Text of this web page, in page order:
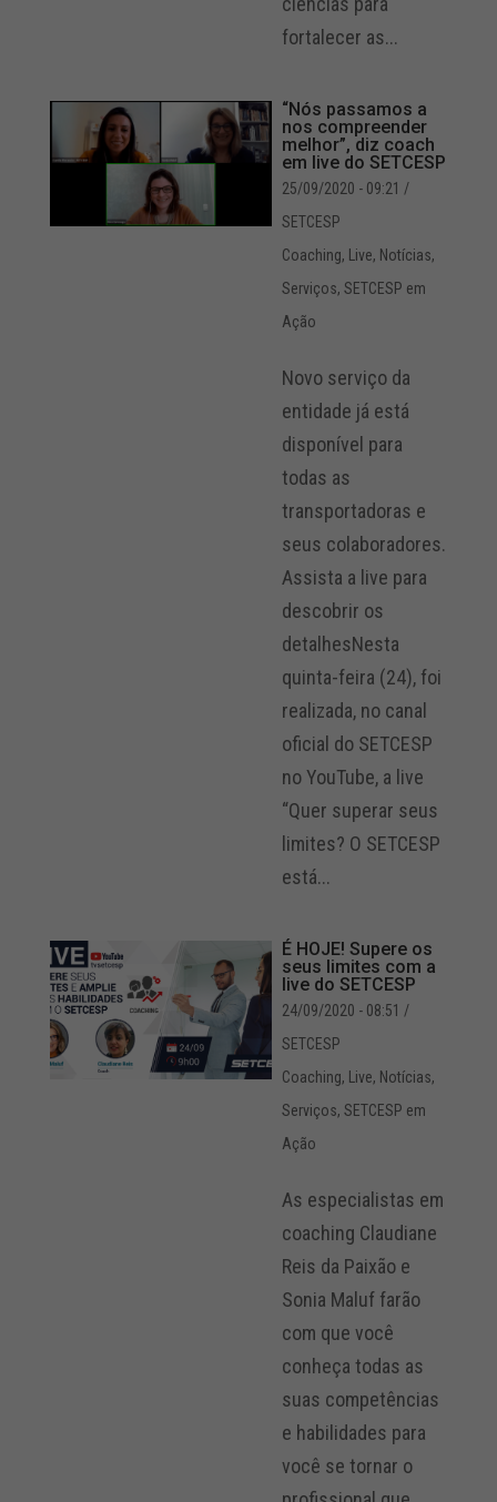
fortalecer as...
“Nós passamos a
nos compreender
melhor”, diz coach
em live do SETCESP
25/09/2020 - 09:21 /
SETCESP
Coaching, Live, Notícias,
Serviços, SETCESP em
Ação
Novo serviço da
entidade já está
disponível para
todas as
transportadoras e
seus colaboradores.
Assista a live para
descobrir os
detalhesNesta
quinta-feira (24), foi
realizada, no canal
oficial do SETCESP
no YouTube, a live
“Quer superar seus
limites? O SETCESP
está...
É HOJE! Supere os
seus limites com a
live do SETCESP
24/09/2020 - 08:51 /
SETCESP
Coaching, Live, Notícias,
Serviços, SETCESP em
Ação
As especialistas em
coaching Claudiane
Reis da Paixão e
Sonia Maluf farão
com que você
conheça todas as
suas competências
e habilidades para
você se tornar o